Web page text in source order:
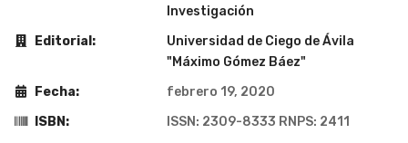
Investigación
Editorial:
Universidad de Ciego de Ávila
"Máximo Gómez Báez"
Fecha:
febrero 19, 2020
ISBN:
ISSN: 2309-8333 RNPS: 2411